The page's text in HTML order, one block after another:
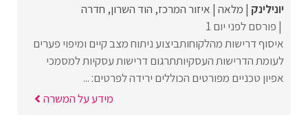
יונילינק מלאה איזור המרכז הוד השרון חדרה
פורסם לפני יום 1
איסוף דרישות מהלקוחותביצוע ניתוח מצב קיים ומיפוי פערים
לעומת הדרישות העסקיותתרגום דרישות עסקיות למסמכי
אפיון טכניים מפורטים הכוללים ירידה לפרטים: ...
מידע על המשרה